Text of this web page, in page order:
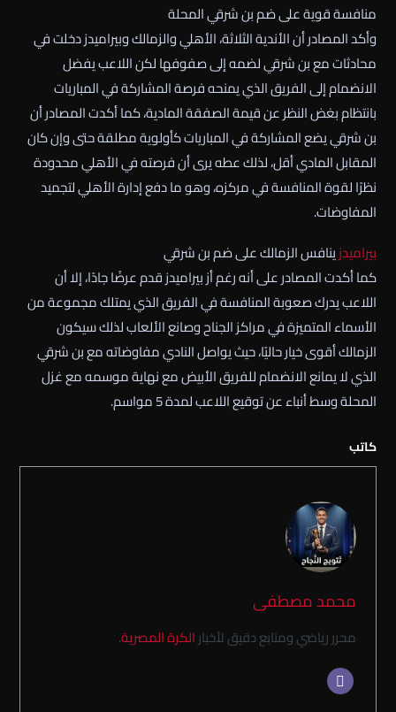
منافسة قوية على ضم بن شرقي المحلة
وأكد المصادر أن الأندية الثلاثة، الأهلي والزمالك وبيراميدز دخلت في
محادثات مع بن شرقي لضمه إلى صفوفها لكن اللاعب يفضل
الانضمام إلى الفريق الذي يمنحه فرصة المشاركة في المباريات
بانتظام بغض النظر عن قيمة الصفقة المادية، كما أكدت المصادر أن
بن شرقي يضع المشاركة في المباريات كأولوية مطلقة حتى وإن كان
المقابل المادي أقل، لذلك عطه يرى أن فرصته في الأهلي محدودة
نظرًا لقوة المنافسة في مركزه، وهو ما دفع إدارة الأهلي لتجميد
المفاوضات.
بيراميدزينافس الزمالك على ضم بن شرقي
كما أكدت المصادر على أنه رغم أز بيراميدز قدم عرضًا جادًا، إلا أن
اللاعب يدرك صعوبة المنافسة في الفريق الذي يمتلك مجموعة من
الأسماء المتميزة في مراكز الجناح وصانع الألعاب لذلك سيكون
الزمالك أقوى خيار حاليًا، حيث يواصل النادي مفاوضاته مع بن شرقي
الذي لا يمانع الانضمام للفريق الأبيض مع نهاية موسمه مع غزل
المحلة وسط أنباء عن توقيع اللاعب لمدة 5 مواسم.
كاتب
محمد مصطفى
محرر رياضي ومتابع دقيق لأخبارالكرة المصرية.